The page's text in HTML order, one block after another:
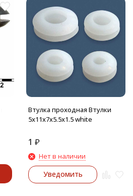
Втулка проходная Втулки
5х11х7х5.5х1.5 white
1 ₽
Нет в наличии
Уведомить